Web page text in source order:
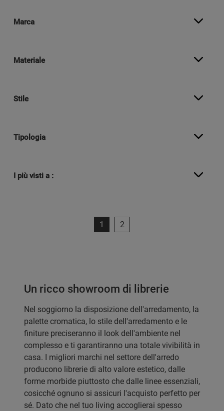
Marca
Materiale
Stile
Tipologia
I più visti a :
1 2
Un ricco showroom di librerie
Nel soggiorno la disposizione dell'arredamento, la
palette cromatica, lo stile dell'arredamento e le
finiture preciseranno il look dell'ambiente nel
complesso e ti garantiranno una totale vivibilità in
casa. I migliori marchi nel settore dell'arredo
producono librerie di alto valore estetico, dalle
forme morbide piuttosto che dalle linee essenziali,
cosicché ognuno si assicuri l'acquisto perfetto per
sé. Dato che nel tuo living accoglierai spesso